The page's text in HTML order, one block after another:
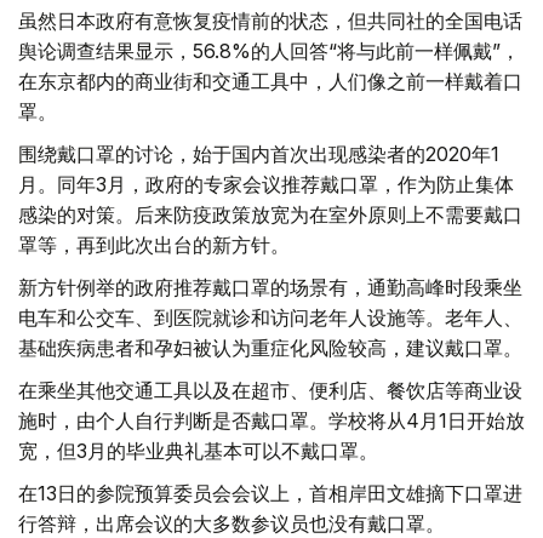
虽然日本政府有意恢复疫情前的状态，但共同社的全国电话
舆论调查结果显示，56.8%的人回答“将与此前一样佩戴”，
在东京都内的商业街和交通工具中，人们像之前一样戴着口
罩。
围绕戴口罩的讨论，始于国内首次出现感染者的2020年1
月。同年3月，政府的专家会议推荐戴口罩，作为防止集体
感染的对策。后来防疫政策放宽为在室外原则上不需要戴口
罩等，再到此次出台的新方针。
新方针例举的政府推荐戴口罩的场景有，通勤高峰时段乘坐
电车和公交车、到医院就诊和访问老年人设施等。老年人、
基础疾病患者和孕妇被认为重症化风险较高，建议戴口罩。
在乘坐其他交通工具以及在超市、便利店、餐饮店等商业设
施时，由个人自行判断是否戴口罩。学校将从4月1日开始放
宽，但3月的毕业典礼基本可以不戴口罩。
在13日的参院预算委员会会议上，首相岸田文雄摘下口罩进
行答辩，出席会议的大多数参议员也没有戴口罩。